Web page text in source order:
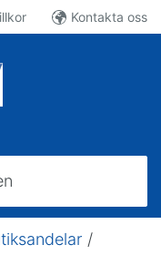
Kontakta oss
/